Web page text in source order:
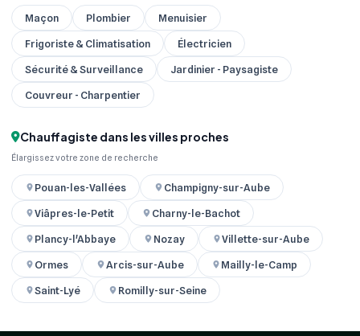
Maçon Plombier
Menuisier
Frigoriste & Climatisation
Électricien
Sécurité & Surveillance
Jardinier - Paysagiste
Couvreur - Charpentier
Chauffagiste dans les villes proches
Élargissez votre zone de recherche
Pouan-les-Vallées
Champigny-sur-Aube
Viâpres-le-Petit
Charny-le-Bachot
Plancy-l'Abbaye
Nozay
Villette-sur-Aube
Ormes
Arcis-sur-Aube
Mailly-le-Camp
Saint-Lyé
Romilly-sur-Seine